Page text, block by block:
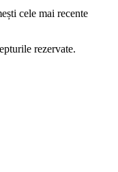
cele mai recente
rezervate.